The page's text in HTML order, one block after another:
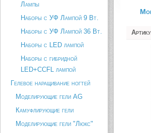
Лампы
Наборы с УФ Лампой 9 Вт.
Наборы с УФ Лампой 36 Вт.
Наборы с LED лампой
Наборы с гибридной
LED+CCFL лампой
Гелевое наращивание ногтей
Моделирующие гели AG
Камуфлирующие гели
Моделирующие гели "Люкс"
любой